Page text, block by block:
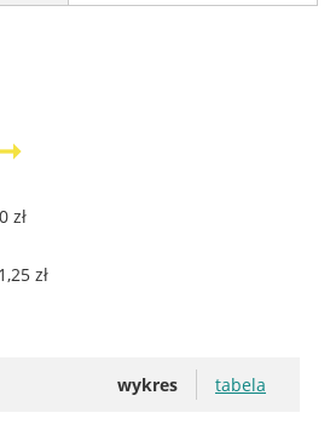
zł
zł
wykres tabela